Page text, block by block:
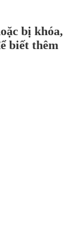
bị khóa,
biết thêm